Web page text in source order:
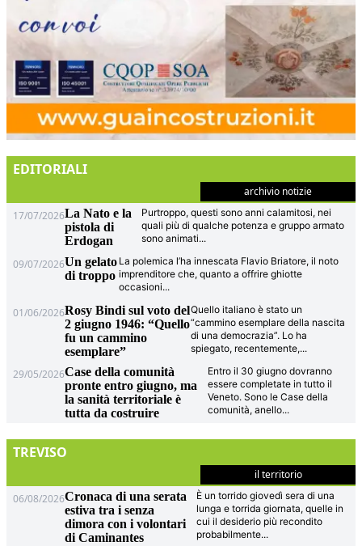
EDITORIALI
archivio notizie
17/07/2026La Nato e la
pistola di
Erdogan
Purtroppo, questi sono anni calamitosi, nei
quali più di qualche potenza e gruppo armato
sono animati...
09/07/2026Un gelato
di troppo
La polemica l’ha innescata Flavio Briatore, il noto
imprenditore che, quanto a offrire ghiotte
occasioni...
01/06/2026Rosy Bindi sul voto del
2 giugno 1946: “Quello
fu un cammino
esemplare”
Quello italiano è stato un
“cammino esemplare della nascita
di una democrazia”. Lo ha
spiegato, recentemente,...
29/05/2026Case della comunità
pronte entro giugno, ma
la sanità territoriale è
tutta da costruire
Entro il 30 giugno dovranno
essere completate in tutto il
Veneto. Sono le Case della
comunità, anello...
TREVISO
il territorio
06/08/2026Cronaca di una serata
estiva tra i senza
dimora con i volontari
di Caminantes
È un torrido giovedì sera di una
lunga e torrida giornata, quelle in
cui il desiderio più recondito
probabilmente...